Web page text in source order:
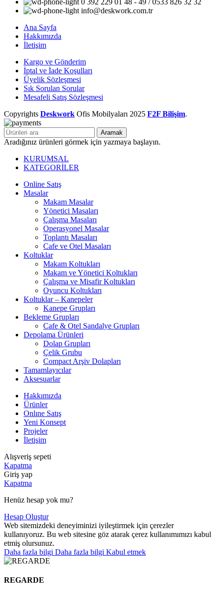
info@deskwork.com.tr
Ana Sayfa
Hakkımızda
İletişim
Kargo ve Gönderim
İptal ve İade Koşulları
Üyelik Sözleşmesi
Sık Sorulan Sorular
Mesafeli Satış Sözleşmesi
Copyrights Deskwork Ofis Mobilyaları 2025 F2F Bilişim.
Aramak
Aradığınız ürünleri görmek için yazmaya başlayın.
KURUMSAL
KATEGORİLER
Online Satış
Masalar
Makam Masalar
Yönetici Masaları
Çalışma Masaları
Operasyonel Masalar
Toplantı Masaları
Cafe ve Otel Masaları
Koltuklar
Makam Koltukları
Makam ve Yönetici Koltukları
Çalışma ve Misafir Koltukları
Oyuncu Koltukları
Koltuklar – Kanepeler
Kanepe Grupları
Bekleme Grupları
Cafe & Otel Sandalye Grupları
Depolama Ürünleri
Dolap Grupları
Çelik Grubu
Compact Arşiv Dolapları
Tamamlayıcılar
Aksesuarlar
Hakkımızda
Ürünler
Onlıne Satış
Yeni Konsept
Projeler
İletişim
Alışveriş sepeti
Kapatma
Giriş yap
Kapatma
Henüz hesap yok mu?
Hesap Oluştur
Web sitemizdeki deneyiminizi iyileştirmek için çerezler
kullanıyoruz. Bu web sitesine göz atarak çerez kullanımımızı kabul
etmiş olursunuz.
Daha fazla bilgi Daha fazla bilgi Kabul etmek
REGARDE